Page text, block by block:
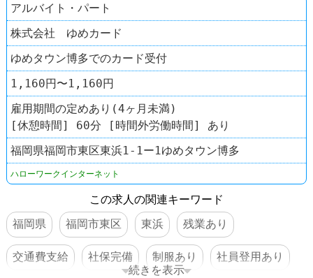
アルバイト・パート
株式会社 ゆめカード
ゆめタウン博多でのカード受付
1,160円〜1,160円
雇用期間の定めあり(4ヶ月未満)
[休憩時間] 60分 [時間外労働時間] あり
福岡県福岡市東区東浜1-1ー1ゆめタウン博多
ハローワークインターネット
この求人の関連キーワード
福岡県
福岡市東区 東浜 残業あり
交通費支給 社保完備 制服あり 社員登用あり
続きを表示